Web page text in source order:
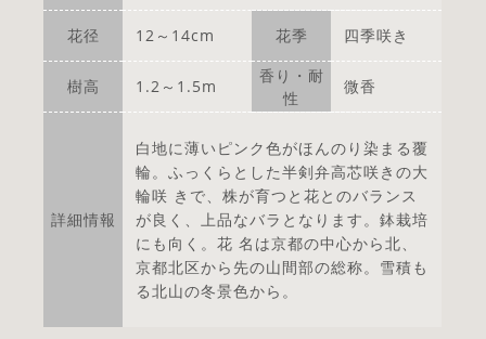
花径 12～14cm 花季 四季咲き
樹高 1.2～1.5m
香り・耐
性
微香
詳細情報
白地に薄いピンク色がほんのり染まる覆
輪。ふっくらとした半剣弁高芯咲きの大
輪咲 きで、株が育つと花とのバランス
が良く、上品なバラとなります。鉢栽培
にも向く。花 名は京都の中心から北、
京都北区から先の山間部の総称。雪積も
る北山の冬景色から。